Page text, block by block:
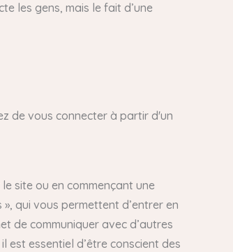
les gens, mais le fait d’une
de vous connecter à partir d'un
site ou en commençant une
qui vous permettent d’entrer en
de communiquer avec d’autres
essentiel d’être conscient des